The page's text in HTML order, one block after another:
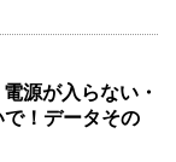
源が入らない・
！データその